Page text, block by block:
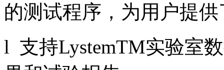
的测试程序，为用户提
l 支持LystemTM实验室